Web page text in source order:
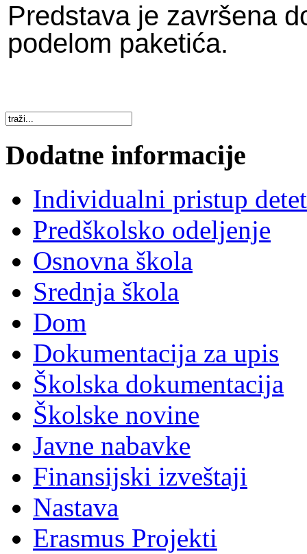
Predstava je završena
podelom paketića.
Dodatne informacije
Individualni pristup
Predškolsko odeljenje
Osnovna škola
Srednja škola
Dom
Dokumentacija za upis
Školska dokumentacija
Školske novine
Javne nabavke
Finansijski izveštaji
Nastava
Erasmus Projekti